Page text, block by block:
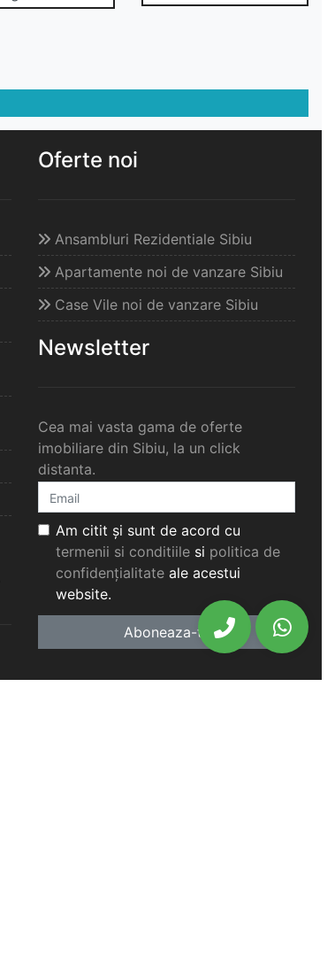
Oferte noi
Ansambluri Rezidentiale Sibiu
Apartamente noi de vanzare Sibiu
Case Vile noi de vanzare Sibiu
Newsletter
Cea mai vasta gama de oferte
imobiliare din Sibiu, la un click
distanta.
Am citit și sunt de acord cu
termenii si conditiile si politica de
confidențialitate ale acestui
website.
Aboneaza-te